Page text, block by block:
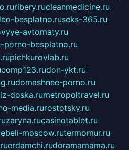
ribery.rucleanmedicine.ru
besplatno.ruseks-365.ru
avtomaty.ru
porno-besplatno.ru
pichkurovlab.ru
comp123.rudon-ykt.ru
domashnee-porno.ru
doska.rumetropoltravel.ru
media.rurostotsky.ru
zaryna.rucasinotablet.ru
moscow.rutermomur.ru
erdamchi.rudoramamama.ru